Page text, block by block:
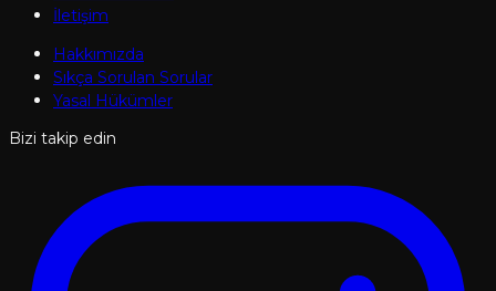
İletişim
Hakkımızda
Sıkça Sorulan Sorular
Yasal Hükümler
Bizi takip edin